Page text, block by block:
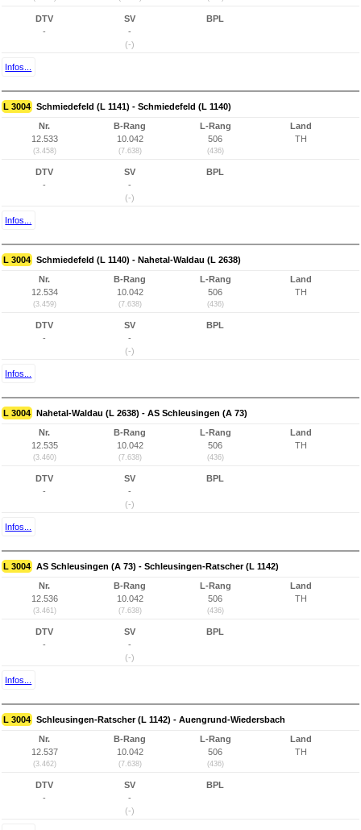
DTV
-
SV
-
(-)
BPL
Infos...
L 3004 Schmiedefeld (L 1141) - Schmiedefeld (L 1140)
Nr.
12.533
(3.458)
B-Rang
10.042
(7.638)
L-Rang
506
(436)
Land
TH
DTV
-
SV
-
(-)
BPL
Infos...
L 3004 Schmiedefeld (L 1140) - Nahetal-Waldau (L 2638)
Nr.
12.534
(3.459)
B-Rang
10.042
(7.638)
L-Rang
506
(436)
Land
TH
DTV
-
SV
-
(-)
BPL
Infos...
L 3004 Nahetal-Waldau (L 2638) - AS Schleusingen (A 73)
Nr.
12.535
(3.460)
B-Rang
10.042
(7.638)
L-Rang
506
(436)
Land
TH
DTV
-
SV
-
(-)
BPL
Infos...
L 3004 AS Schleusingen (A 73) - Schleusingen-Ratscher (L 1142)
Nr.
12.536
(3.461)
B-Rang
10.042
(7.638)
L-Rang
506
(436)
Land
TH
DTV
-
SV
-
(-)
BPL
Infos...
L 3004 Schleusingen-Ratscher (L 1142) - Auengrund-Wiedersbach
Nr.
12.537
(3.462)
B-Rang
10.042
(7.638)
L-Rang
506
(436)
Land
TH
DTV
-
SV
-
(-)
BPL